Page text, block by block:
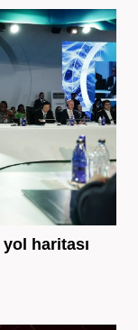
haritası